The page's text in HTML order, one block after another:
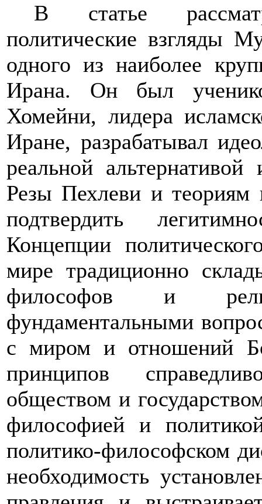
В статье
политические взгляды
одного из наиболее
Ирана. Он был
Хомейни, лидера
Иране, разрабатывал
реальной
Резы Пехлеви и теориям
подтвердить
Концепции
мире традиционно
философов и
фундаментальными
с миром и отношений
принципов
обществом и
философией и
политико-философском
необходимость